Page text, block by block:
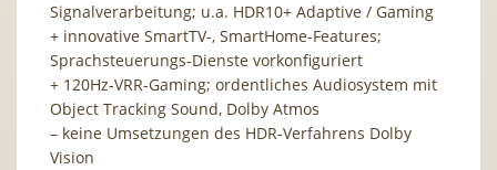
Signalverarbeitung; u.a. HDR10+ Adaptive / Gaming
+ innovative SmartTV-, SmartHome-Features;
Sprachsteuerungs-Dienste vorkonfiguriert
+ 120Hz-VRR-Gaming; ordentliches Audiosystem mit
Object Tracking Sound, Dolby Atmos
– keine Umsetzungen des HDR-Verfahrens Dolby
Vision